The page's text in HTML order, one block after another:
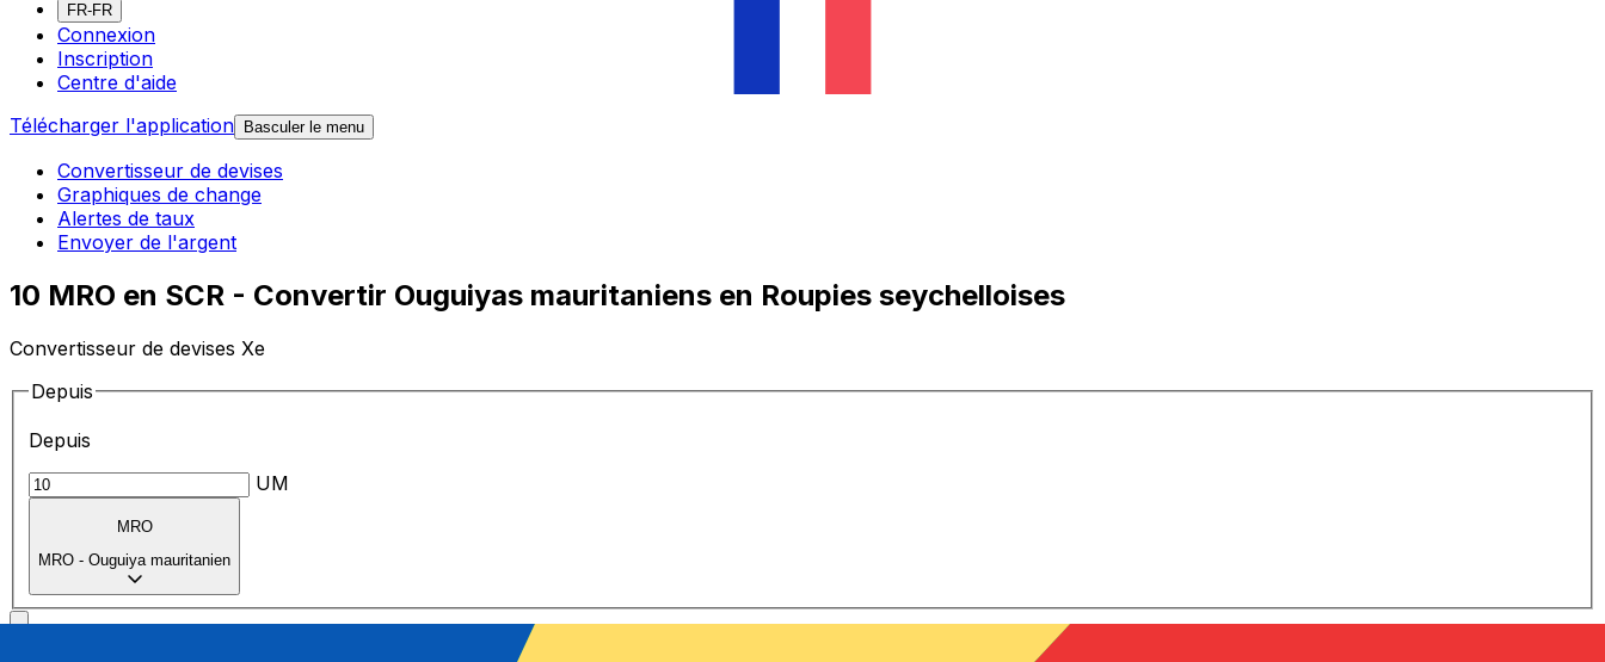
FR-FR
Connexion
Inscription
Centre d'aide
Télécharger l'application
Basculer le menu
Convertisseur de devises
Graphiques de change
Alertes de taux
Envoyer de l'argent
10 MRO en SCR - Convertir Ouguiyas mauritaniens en Roupies seychelloises
Convertisseur de devises Xe
Depuis
Depuis
UM
MRO
MRO - Ouguiya mauritanien